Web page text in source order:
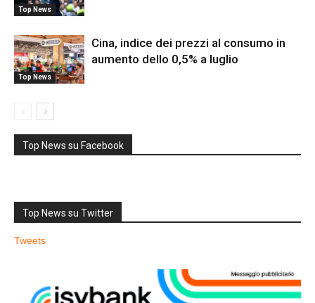
Top News
Top News
Cina, indice dei prezzi al consumo in
aumento dello 0,5% a luglio
Top News su Facebook
Top News su Twitter
Tweets